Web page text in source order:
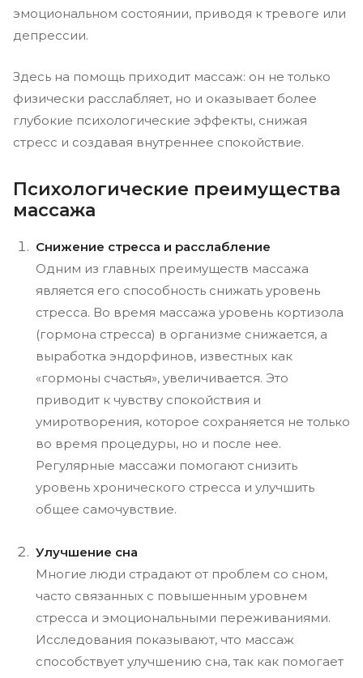
эмоциональном состоянии, приводя к тревоге или
депрессии.
Здесь на помощь приходит массаж: он не только
физически расслабляет, но и оказывает более
глубокие психологические эффекты, снижая
стресс и создавая внутреннее спокойствие.
Психологические преимущества
массажа
Снижение стресса и расслабление
Одним из главных преимуществ массажа
является его способность снижать уровень
стресса. Во время массажа уровень кортизола
(гормона стресса) в организме снижается, а
выработка эндорфинов, известных как
«гормоны счастья», увеличивается. Это
приводит к чувству спокойствия и
умиротворения, которое сохраняется не только
во время процедуры, но и после нее.
Регулярные массажи помогают снизить
уровень хронического стресса и улучшить
общее самочувствие.
Улучшение сна
Многие люди страдают от проблем со сном,
часто связанных с повышенным уровнем
стресса и эмоциональными переживаниями.
Исследования показывают, что массаж
способствует улучшению сна, так как помогает